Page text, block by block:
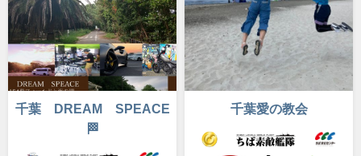
千葉 DREAM SPEACE
🏁
千葉愛の教会